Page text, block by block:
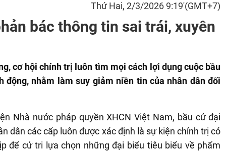
Thứ Hai, 2/3/2026 9:19'(GMT+7)
bác thông tin sai trái, xuyên
cơ hội chính trị luôn tìm mọi cách lợi dụng cuộc bầu
nhằm làm suy giảm niền tin của nhân dân đối
Nhà nước pháp quyền XHCN Việt Nam, bầu cử đại
dân các cấp luôn được xác định là sự kiện chính trị có
để cử tri lựa chọn những đại biểu tiêu biểu về phẩm